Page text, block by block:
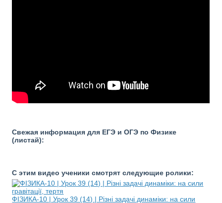
Свежая информация для ЕГЭ и ОГЭ по Физике
(листай):
С этим видео ученики смотрят следующие ролики:
ФІЗИКА-10 | Урок 39 (14) | Різні задачі динаміки: на сили